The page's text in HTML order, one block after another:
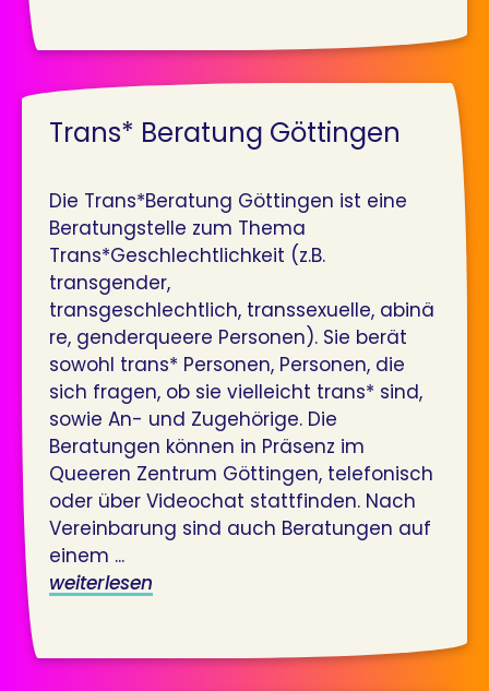
Trans* Beratung Göttingen
Die Trans*Beratung Göttingen ist eine
Beratungstelle zum Thema
Trans*Geschlechtlichkeit (z.B.
transgender,
transgeschlechtlich, transsexuelle, abinä
re, genderqueere Personen). Sie berät
sowohl trans* Personen, Personen, die
sich fragen, ob sie vielleicht trans* sind,
sowie An- und Zugehörige. Die
Beratungen können in Präsenz im
Queeren Zentrum Göttingen, telefonisch
oder über Videochat stattfinden. Nach
Vereinbarung sind auch Beratungen auf
einem ...
weiterlesen